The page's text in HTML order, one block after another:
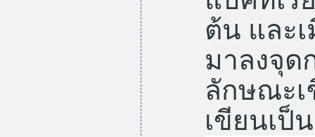
ต้น และ
มาลงจุด
ลักษณะเ
เขียนเป็